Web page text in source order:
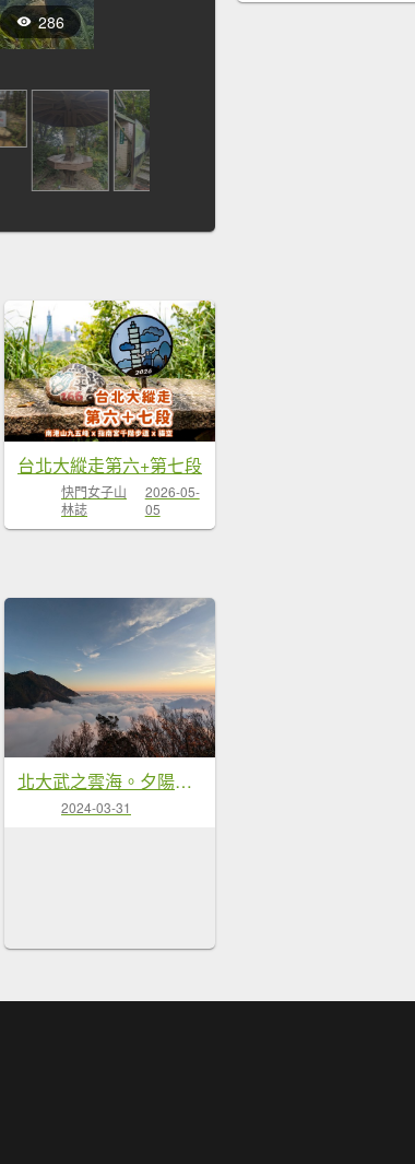
286
台北大縱走第六+第七段
快門女子山
林誌
2026-05-
05
北大武之雲海。夕陽。晨曦
2024-03-31